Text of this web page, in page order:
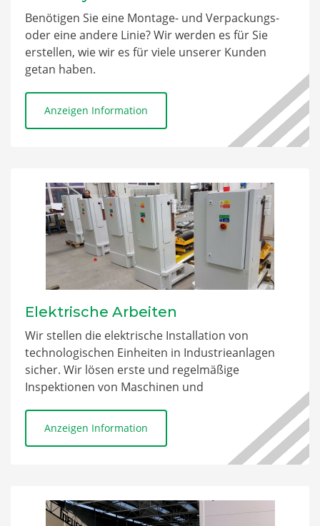
Einen, den weit über die oben genannten
Parameter hinausgeht und Ihre Bedürfnisse,
Arbeitsbedingungen und die Technologie
berücksichtigt, die Sie darauf verwenden.Möchten
Sie mehr wissen? Oder sollten wir Ihnen kostenlos
ein maßgeschneidertes Angebot erstellen?
Zögern Sie nicht, uns zu kontaktieren.
Benötigen Sie eine Montage- und Verpackungs-
oder eine andere Linie? Wir werden es für Sie
erstellen, wie wir es für viele unserer Kunden
getan haben.
Anzeigen Information
Elektrische Arbeiten
Wir stellen die elektrische Installation von
technologischen Einheiten in Industrieanlagen
sicher. Wir lösen erste und regelmäßige
Inspektionen von Maschinen und
Anzeigen Information